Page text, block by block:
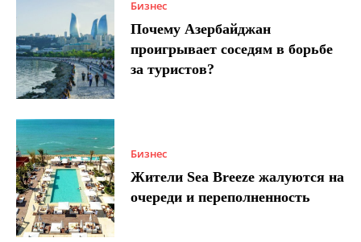
Бизнес
Почему Азербайджан
проигрывает соседям в борьбе
за туристов?
Бизнес
Жители Sea Breeze жалуются на
очереди и переполненность